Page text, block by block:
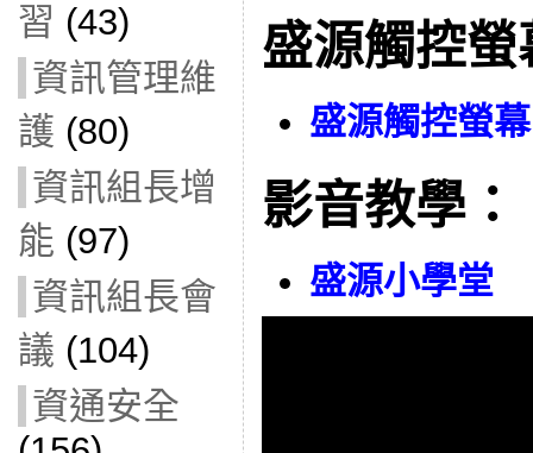
習 (43)
資訊管理維
護 (80)
資訊組長增
能 (97)
資訊組長會
議 (104)
資通安全
盛源觸控
盛源觸控螢
影音教學：
盛源小學堂